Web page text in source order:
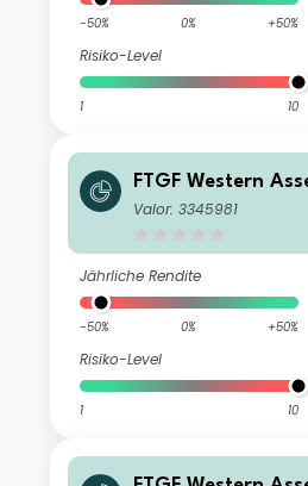
-50% 0% +50%
Risiko-Level
1 10
FTGF Western
ategy Fund
Valor: 3345981
Jährliche Rendite
-50% 0% +50%
Risiko-Level
1 10